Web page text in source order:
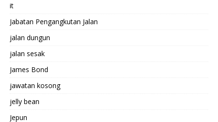
it
Jabatan Pengangkutan Jalan
jalan dungun
jalan sesak
James Bond
jawatan kosong
jelly bean
Jepun